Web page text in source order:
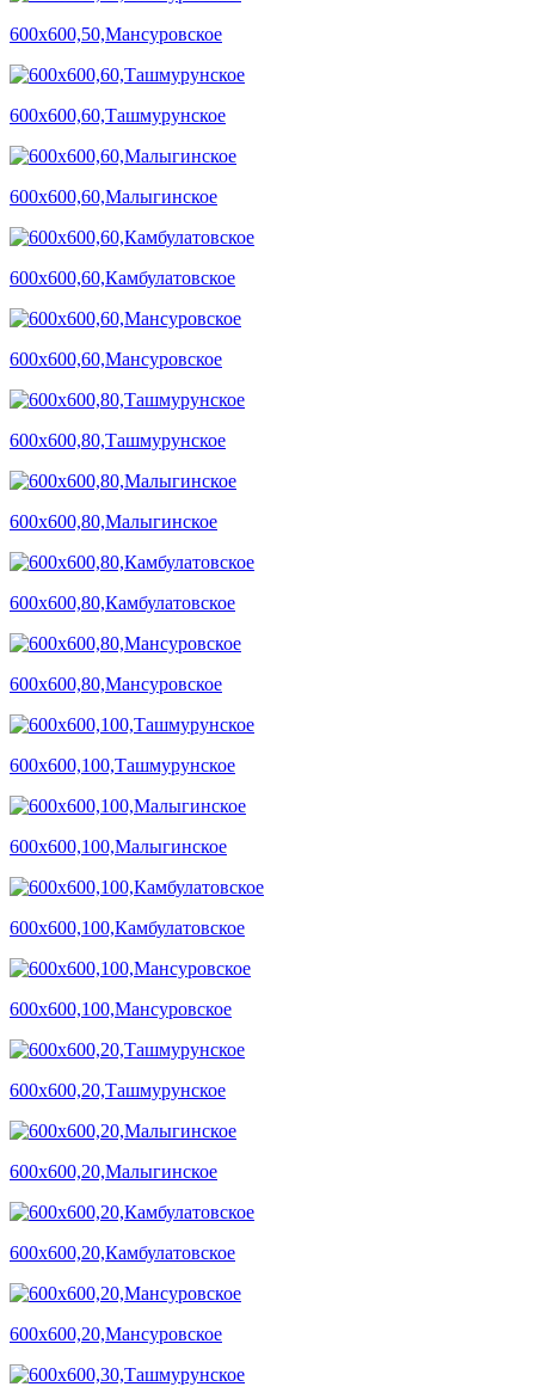
600х600,50,Мансуровское
600х600,60,Ташмурунское
600х600,60,Малыгинское
600х600,60,Камбулатовское
600х600,60,Мансуровское
600х600,80,Ташмурунское
600х600,80,Малыгинское
600х600,80,Камбулатовское
600х600,80,Мансуровское
600х600,100,Ташмурунское
600х600,100,Малыгинское
600х600,100,Камбулатовское
600х600,100,Мансуровское
600х600,20,Ташмурунское
600х600,20,Малыгинское
600х600,20,Камбулатовское
600х600,20,Мансуровское